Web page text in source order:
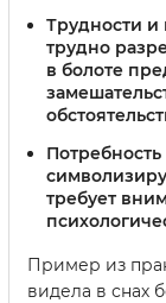
Трудности и
трудно
в болоте
требует
Пример из
видела в снах